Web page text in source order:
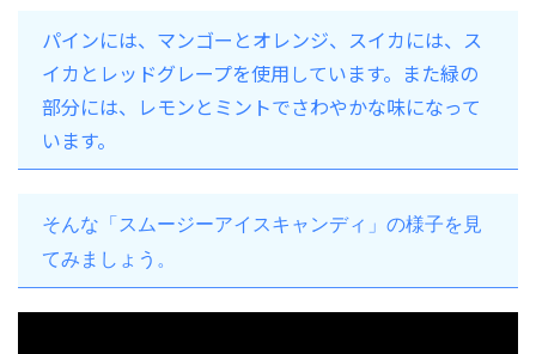
パインには、マンゴーとオレンジ、スイカには、ス
イカとレッドグレープを使用しています。また緑の
部分には、レモンとミントでさわやかな味になって
います。
そんな「スムージーアイスキャンディ」の様子を見
てみましょう。